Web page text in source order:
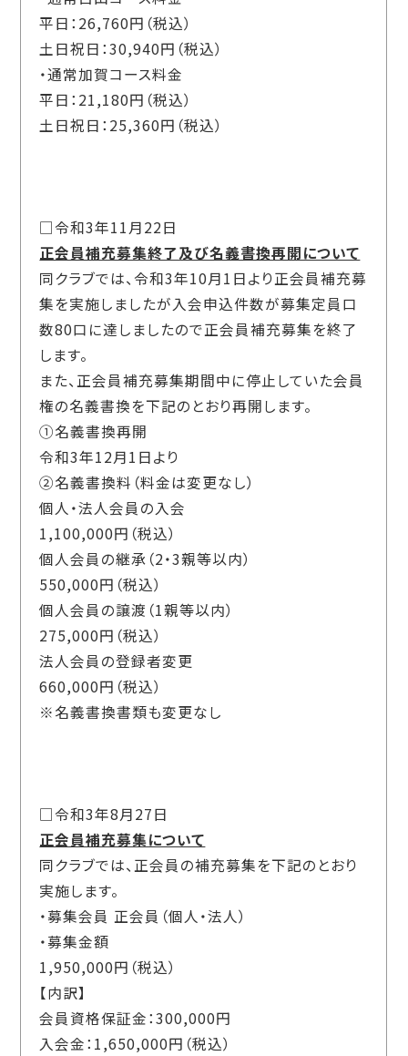
平日：26,760円（税込）
土日祝日：30,940円（税込）
・通常加賀コース料金
平日：21,180円（税込）
土日祝日：25,360円（税込）
□令和3年11月22日
正会員補充募集終了及び名義書換再開について
同クラブでは、令和3年10月1日より正会員補充募
集を実施しましたが入会申込件数が募集定員口
数80口に達しましたので正会員補充募集を終了
します。
また、正会員補充募集期間中に停止していた会員
権の名義書換を下記のとおり再開します。
①名義書換再開
令和3年12月1日より
②名義書換料（料金は変更なし）
個人・法人会員の入会
1,100,000円（税込）
個人会員の継承（2・3親等以内）
550,000円（税込）
個人会員の譲渡（1親等以内）
275,000円（税込）
法人会員の登録者変更
660,000円（税込）
※名義書換書類も変更なし
□令和3年8月27日
正会員補充募集について
同クラブでは、正会員の補充募集を下記のとおり
実施します。
・募集会員 正会員（個人・法人）
・募集金額
1,950,000円（税込）
【内訳】
会員資格保証金：300,000円
入会金：1,650,000円（税込）